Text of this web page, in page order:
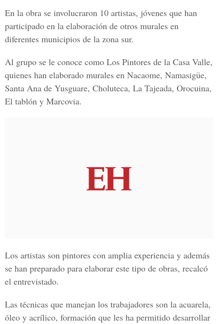
En la obra se involucraron 10 artistas, jóvenes que han
participado en la elaboración de otros murales en
diferentes municipios de la zona sur.
Al grupo se le conoce como Los Pintores de la Casa Valle,
quienes han elaborado murales en Nacaome, Namasigüe,
Santa Ana de Yusguare, Choluteca, La Tajeada, Orocuina,
El tablón y Marcovia.
Los artistas son pintores con amplia experiencia y además
se han preparado para elaborar este tipo de obras, recalcó
el entrevistado.
Las técnicas que manejan los trabajadores son la acuarela,
óleo y acrílico, formación que les ha permitido desarrollar